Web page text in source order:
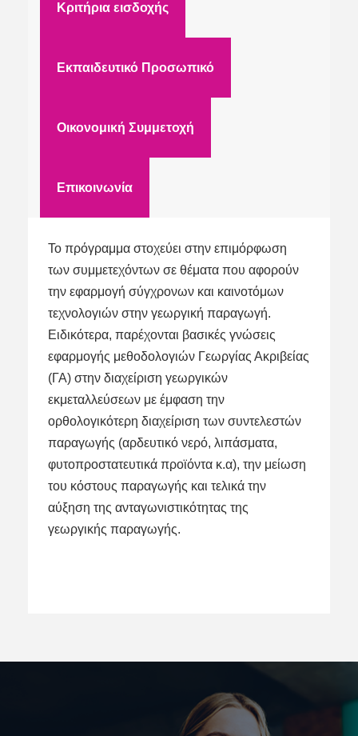
Κριτήρια εισδοχής
Εκπαιδευτικό Προσωπικό
Οικονομική Συμμετοχή
Επικοινωνία
Το πρόγραμμα στοχεύει στην επιμόρφωση
των συμμετεχόντων σε θέματα που αφορούν
την εφαρμογή σύγχρονων και καινοτόμων
τεχνολογιών στην γεωργική παραγωγή.
Ειδικότερα, παρέχονται βασικές γνώσεις
εφαρμογής μεθοδολογιών Γεωργίας Ακριβείας
(ΓΑ) στην διαχείριση γεωργικών
εκμεταλλεύσεων με έμφαση την
ορθολογικότερη διαχείριση των συντελεστών
παραγωγής (αρδευτικό νερό, λιπάσματα,
φυτοπροστατευτικά προϊόντα κ.α), την μείωση
του κόστους παραγωγής και τελικά την
αύξηση της ανταγωνιστικότητας της
γεωργικής παραγωγής.